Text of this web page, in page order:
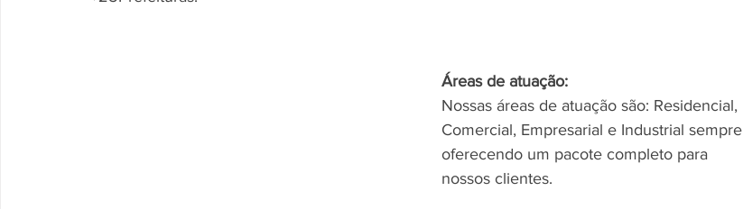
Áreas de atuação:
Nossas áreas de atuação são: Residencial,
Comercial, Empresarial e Industrial sempre
oferecendo um pacote completo para
nossos clientes.